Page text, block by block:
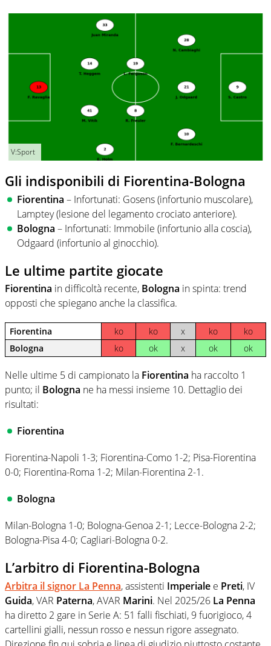
V:Sport
Gli indisponibili di Fiorentina-Bologna
Fiorentina – Infortunati: Gosens (infortunio muscolare),
Lamptey (lesione del legamento crociato anteriore).
Bologna – Infortunati: Immobile (infortunio alla coscia),
Odgaard (infortunio al ginocchio).
Le ultime partite giocate
Fiorentina in difficoltà recente, Bologna in spinta: trend
opposti che spiegano anche la classifica.
Fiorentina ko ko x ko
ko
Bologna
ko ok x ok ok
Nelle ultime 5 di campionato la Fiorentina ha raccolto 1
punto; il Bologna ne ha messi insieme 10. Dettaglio dei
risultati:
Fiorentina
Fiorentina-Napoli 1-3; Fiorentina-Como 1-2; Pisa-Fiorentina
0-0; Fiorentina-Roma 1-2; Milan-Fiorentina 2-1.
Bologna
Milan-Bologna 1-0; Bologna-Genoa 2-1; Lecce-Bologna 2-2;
Bologna-Pisa 4-0; Cagliari-Bologna 0-2.
L’arbitro di Fiorentina-Bologna
Arbitra il signor La Penna, assistenti Imperiale e Preti, IV
Guida, VAR Paterna, AVAR Marini. Nel 2025/26 La Penna
ha diretto 2 gare in Serie A: 51 falli fischiati, 9 fuorigioco, 4
cartellini gialli, nessun rosso e nessun rigore assegnato.